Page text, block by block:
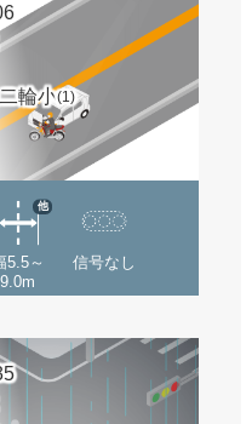
輪小(1)
5.5～
9.0m
他
信号なし